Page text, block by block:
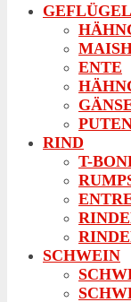
GEFLÜGEL
ENTE
RIND
T-
SCHWEIN